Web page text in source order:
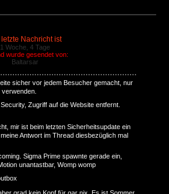
letzte Nachricht ist
1 Woche, 4 Tage
wurde gesendet von:
Baltarsar
sicher vor jedem Besucher gemacht, nur
Zugriff auf die Website entfernt.
mir ist beim letzten Sicherheitsupdate ein
Antwort im Thread diesbezüglich mal
Sigma Prime spawnte gerade ein,
unantastbar, Womp womp